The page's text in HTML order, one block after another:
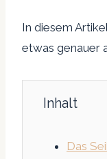
In diesem
etwas genauer
Inhalt
Das